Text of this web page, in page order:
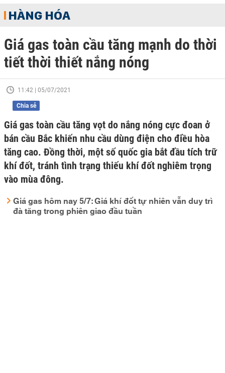
HÀNG HÓA
Giá gas toàn cầu tăng mạnh do thời
tiết thời thiết nắng nóng
11:42 | 05/07/2021
Chia sẻ
Giá gas toàn cầu tăng vọt do nắng nóng cực đoan ở
bán cầu Bắc khiến nhu cầu dùng điện cho điều hòa
tăng cao. Đồng thời, một số quốc gia bắt đầu tích trữ
khí đốt, tránh tình trạng thiếu khí đốt nghiêm trọng
vào mùa đông.
Giá gas hôm nay 5/7: Giá khí đốt tự nhiên vẫn duy trì
đà tăng trong phiên giao đầu tuần